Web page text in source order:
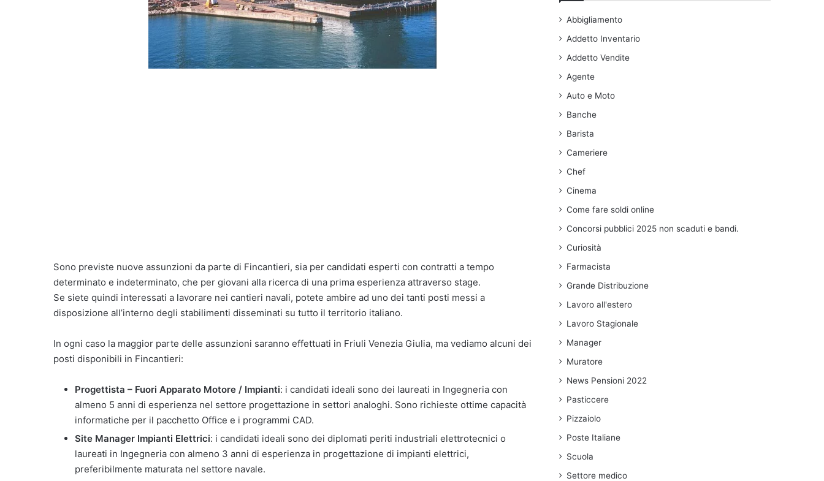
Sono previste nuove assunzioni da parte di Fincantieri, sia per candidati esperti con contratti a tempo
determinato e indeterminato, che per giovani alla ricerca di una prima esperienza attraverso stage.
Se siete quindi interessati a lavorare nei cantieri navali, potete ambire ad uno dei tanti posti messi a
disposizione all’interno degli stabilimenti disseminati su tutto il territorio italiano.
In ogni caso la maggior parte delle assunzioni saranno effettuati in Friuli Venezia Giulia, ma vediamo alcuni dei
posti disponibili in Fincantieri:
Progettista – Fuori Apparato Motore / Impianti: i candidati ideali sono dei laureati in Ingegneria con
almeno 5 anni di esperienza nel settore progettazione in settori analoghi. Sono richieste ottime capacità
informatiche per il pacchetto Office e i programmi CAD.
Site Manager Impianti Elettrici: i candidati ideali sono dei diplomati periti industriali elettrotecnici o
laureati in Ingegneria con almeno 3 anni di esperienza in progettazione di impianti elettrici,
preferibilmente maturata nel settore navale.
Abbigliamento
Addetto Inventario
Addetto Vendite
Agente
Auto e Moto
Banche
Barista
Cameriere
Chef
Cinema
Come fare soldi online
Concorsi pubblici 2025 non scaduti e bandi.
Curiosità
Farmacista
Grande Distribuzione
Lavoro all'estero
Lavoro Stagionale
Manager
Muratore
News Pensioni 2022
Pasticcere
Pizzaiolo
Poste Italiane
Scuola
Settore medico